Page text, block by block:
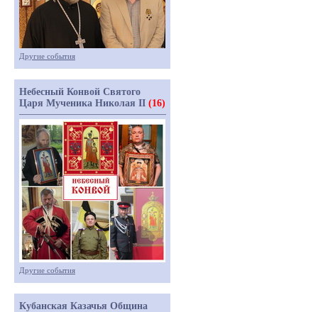
Другие события
Небесный Конвой Святого
Царя Мученика Николая II (16)
Другие события
Кубанская Казачья Община